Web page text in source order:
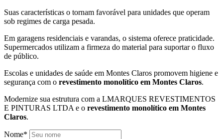
Suas características o tornam favorável para unidades que operam
sob regimes de carga pesada.
Em garagens residenciais e varandas, o sistema oferece praticidade.
Supermercados utilizam a firmeza do material para suportar o fluxo
de público.
Escolas e unidades de saúde em Montes Claros promovem higiene e
segurança com o revestimento monolítico em Montes Claros.
Modernize sua estrutura com a LMARQUES REVESTIMENTOS
E PINTURAS LTDA e o revestimento monolítico em Montes
Claros.
Nome*